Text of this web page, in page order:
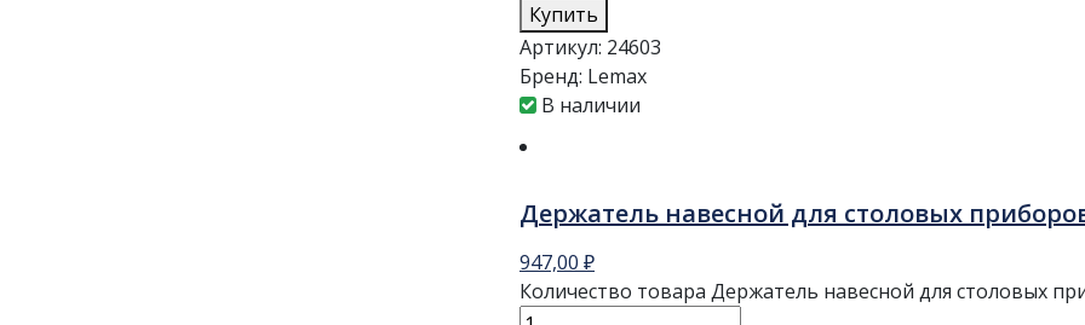
Купить
Артикул: 24603
Бренд: Lemax
В наличии
Держатель навесной для столовых
947,00 ₽
Количество товара Держатель навесной для столовых